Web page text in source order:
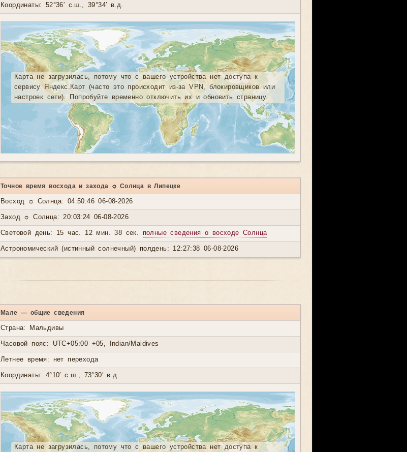
Координаты: 52°36′ с.ш., 39°34′ в.д.
Карта не загрузилась, потому что с вашего устройства нет доступа к
сервису Яндекс.Карт (часто это происходит из-за VPN, блокировщиков или
настроек сети). Попробуйте временно отключить их и обновить страницу.
Точное время восхода и захода ☼ Солнца в Липецке
Восход ☼ Солнца: 04:50:46 06-08-2026
Заход ☼ Солнца: 20:03:24 06-08-2026
Световой день: 15 час. 12 мин. 38 сек. полные сведения о восходе Солнца
Астрономический (истинный солнечный) полдень: 12:27:38 06-08-2026
Мале — общие сведения
Страна: Мальдивы
Часовой пояс: UTC+05:00 +05, Indian/Maldives
Летнее время: нет перехода
Координаты: 4°10′ с.ш., 73°30′ в.д.
Карта не загрузилась, потому что с вашего устройства нет доступа к